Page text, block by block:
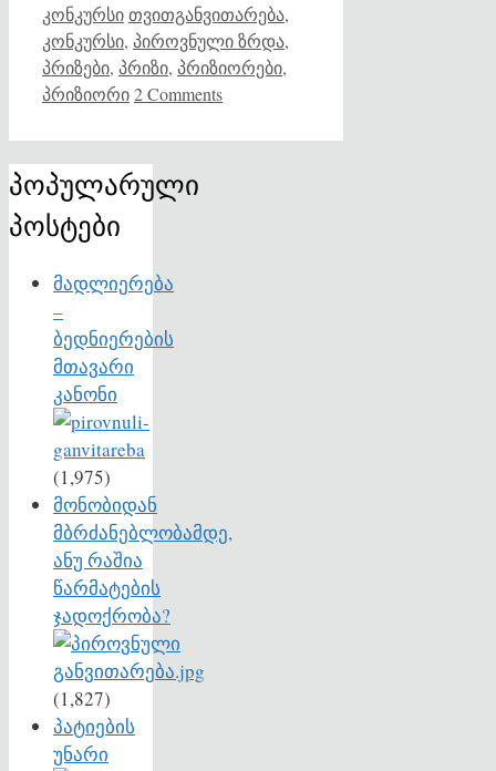
Categories
კონკურსიTags
თვითგანვითარება,
კონკურსი, პიროვნული ზრდა,
პრიზები, პრიზი, პრიზიორები,
პრიზიორი2 Comments
პოპულარული
პოსტები
მადლიერება
–
ბედნიერების
მთავარი
კანონი
(1,975)
მონობიდან
მბრძანებლობამდე,
ანუ რაშია
წარმატების
ჯადოქრობა?
(1,827)
პატიების
უნარი